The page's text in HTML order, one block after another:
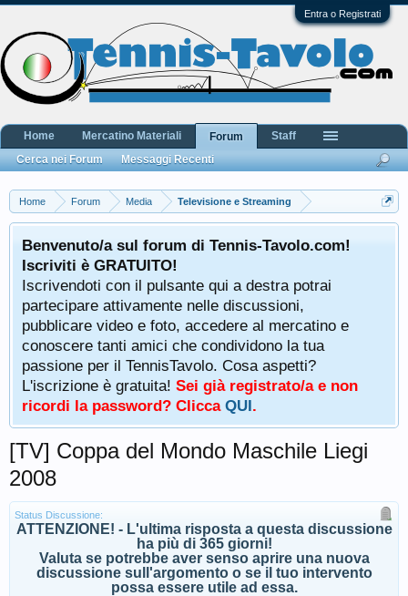
Entra o Registrati
Home Forum Media Televisione e Streaming
Benvenuto/a sul forum di Tennis-Tavolo.com!
Iscriviti è GRATUITO!
Iscrivendoti con il pulsante qui a destra potrai
partecipare attivamente nelle discussioni,
pubblicare video e foto, accedere al mercatino e
conoscere tanti amici che condividono la tua
passione per il TennisTavolo. Cosa aspetti?
L'iscrizione è gratuita! Sei già registrato/a e non
ricordi la password? Clicca QUI.
[TV] Coppa del Mondo Maschile Liegi
2008
Status Discussione:
ATTENZIONE! - L'ultima risposta a questa discussione
ha più di 365 giorni!
Valuta se potrebbe aver senso aprire una nuova
discussione sull'argomento o se il tuo intervento
possa essere utile ad essa.
Home Mercatino Materiali
Forum
Cerca nei Forum
Messaggi Recenti
Staff